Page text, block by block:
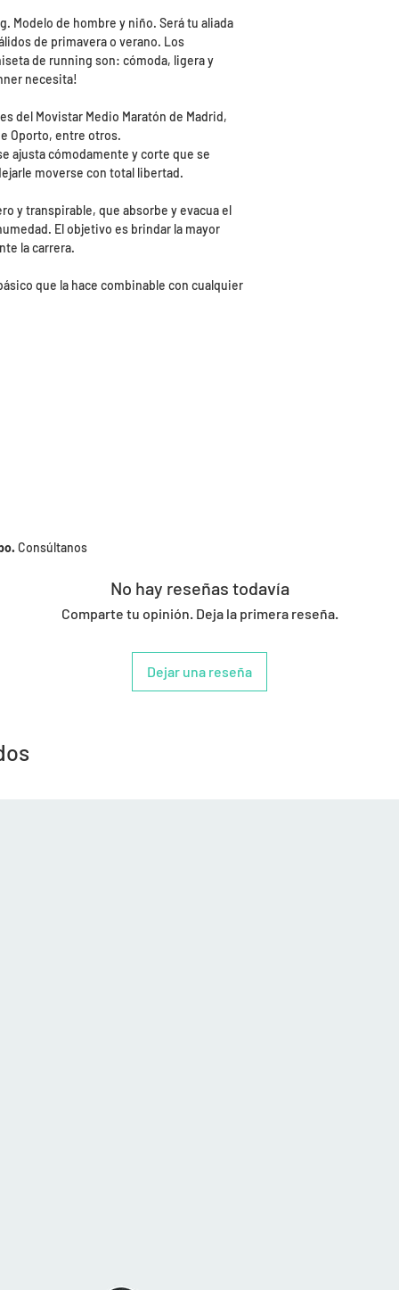
Modelo de hombre y niño. Será tu aliada
de primavera o verano. Los
de running son: cómoda, ligera y
necesita!
del Movistar Medio Maratón de Madrid,
Oporto, entre otros.
ajusta cómodamente y corte que se
moverse con total libertad.
y transpirable, que absorbe y evacua el
El objetivo es brindar la mayor
la carrera.
que la hace combinable con cualquier
Consúltanos
No hay reseñas todavía
Comparte tu opinión. Deja la primera reseña.
Dejar una reseña